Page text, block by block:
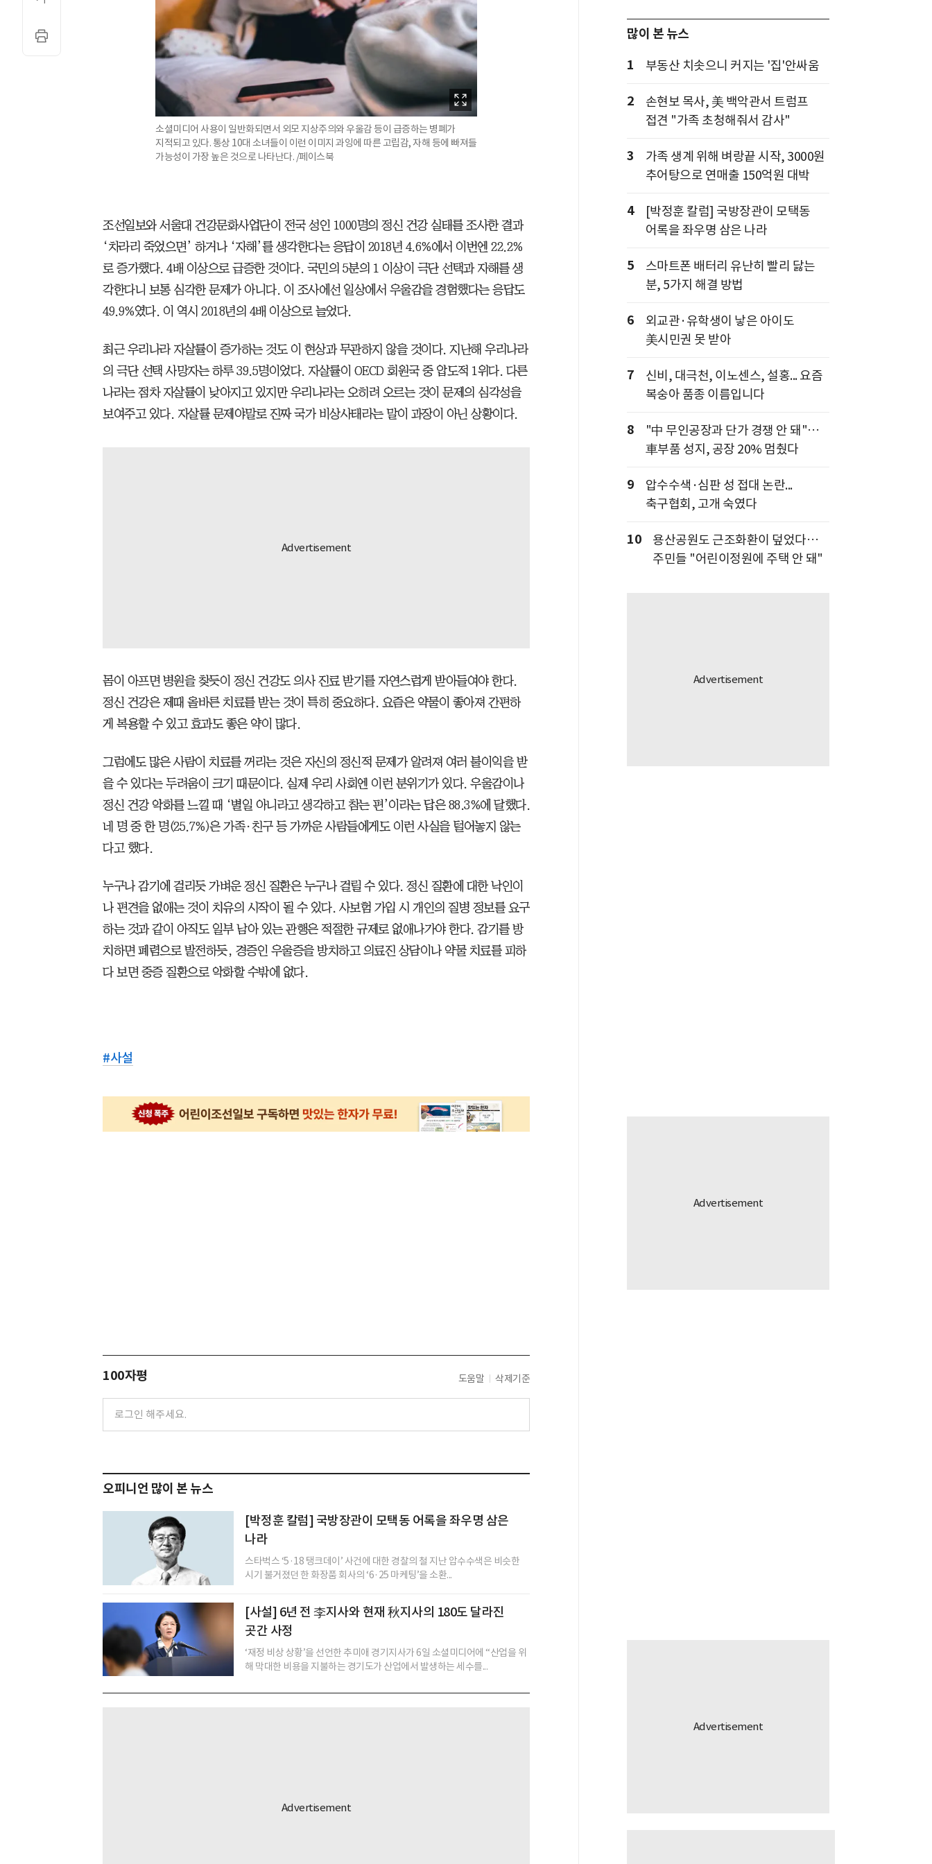
소셜미디어 사용이 일반화되면서 외모 지상주의와 우울감 등이 급증하는 병폐가
지적되고 있다. 통상 10대 소녀들이 이런 이미지 과잉에 따른 고립감, 자해 등에 빠져들
가능성이 가장 높은 것으로 나타난다. /페이스북
조선일보와 서울대 건강문화사업단이 전국 성인 1000명의 정신 건강 실태를 조사한 결과
‘차라리 죽었으면’ 하거나 ‘자해’를 생각한다는 응답이 2018년 4.6%에서 이번엔 22.2%
로 증가했다. 4배 이상으로 급증한 것이다. 국민의 5분의 1 이상이 극단 선택과 자해를 생
각한다니 보통 심각한 문제가 아니다. 이 조사에선 일상에서 우울감을 경험했다는 응답도
49.9%였다. 이 역시 2018년의 4배 이상으로 늘었다.
최근 우리나라 자살률이 증가하는 것도 이 현상과 무관하지 않을 것이다. 지난해 우리나라
의 극단 선택 사망자는 하루 39.5명이었다. 자살률이 OECD 회원국 중 압도적 1위다. 다른
나라는 점차 자살률이 낮아지고 있지만 우리나라는 오히려 오르는 것이 문제의 심각성을
보여주고 있다. 자살률 문제야말로 진짜 국가 비상사태라는 말이 과장이 아닌 상황이다.
몸이 아프면 병원을 찾듯이 정신 건강도 의사 진료 받기를 자연스럽게 받아들여야 한다.
정신 건강은 제때 올바른 치료를 받는 것이 특히 중요하다. 요즘은 약물이 좋아져 간편하
게 복용할 수 있고 효과도 좋은 약이 많다.
그럼에도 많은 사람이 치료를 꺼리는 것은 자신의 정신적 문제가 알려져 여러 불이익을 받
을 수 있다는 두려움이 크기 때문이다. 실제 우리 사회엔 이런 분위기가 있다. 우울감이나
정신 건강 악화를 느낄 때 ‘별일 아니라고 생각하고 참는 편’이라는 답은 88.3%에 달했다.
네 명 중 한 명(25.7%)은 가족·친구 등 가까운 사람들에게도 이런 사실을 털어놓지 않는
다고 했다.
누구나 감기에 걸리듯 가벼운 정신 질환은 누구나 걸릴 수 있다. 정신 질환에 대한 낙인이
나 편견을 없애는 것이 치유의 시작이 될 수 있다. 사보험 가입 시 개인의 질병 정보를 요구
하는 것과 같이 아직도 일부 남아 있는 관행은 적절한 규제로 없애나가야 한다. 감기를 방
치하면 폐렴으로 발전하듯, 경증인 우울증을 방치하고 의료진 상담이나 약물 치료를 피하
다 보면 중증 질환으로 악화할 수밖에 없다.
#사설
100자평 도움말 삭제기준
오피니언 많이 본 뉴스
[박정훈 칼럼] 국방장관이 모택동 어록을 좌우명 삼은
나라
스타벅스 ‘5·18 탱크데이’ 사건에 대한 경찰의 철 지난 압수수색은 비슷한
시기 불거졌던 한 화장품 회사의 ‘6·25 마케팅’을 소환...
[사설] 6년 전 李지사와 현재 秋지사의 180도 달라진
곳간 사정
‘재정 비상 상황’을 선언한 추미애 경기지사가 6일 소셜미디어에 “산업을 위
해 막대한 비용을 지불하는 경기도가 산업에서 발생하는 세수를...
많이 본 뉴스
1
부동산 치솟으니 커지는 '집'안싸움
2
손현보 목사, 美 백악관서 트럼프
접견 "가족 초청해줘서 감사"
3
가족 생계 위해 벼랑끝 시작, 3000원
추어탕으로 연매출 150억원 대박
4
[박정훈 칼럼] 국방장관이 모택동
어록을 좌우명 삼은 나라
5
스마트폰 배터리 유난히 빨리 닳는
분, 5가지 해결 방법
6
외교관·유학생이 낳은 아이도
美시민권 못 받아
7
신비, 대극천, 이노센스, 설홍... 요즘
복숭아 품종 이름입니다
8
"中 무인공장과 단가 경쟁 안 돼"…
車부품 성지, 공장 20% 멈췄다
9
압수수색·심판 성 접대 논란...
축구협회, 고개 숙였다
10
용산공원도 근조화환이 덮었다…
주민들 "어린이정원에 주택 안 돼"